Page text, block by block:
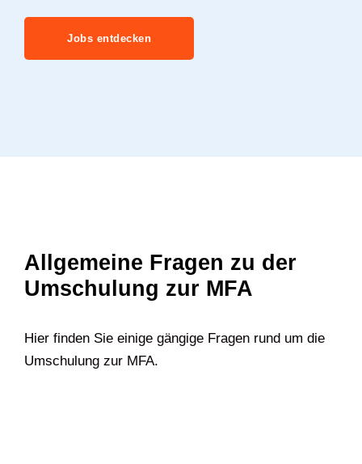
Jobs entdecken
Allgemeine Fragen zu der
Umschulung zur MFA
Hier finden Sie einige gängige Fragen rund um die
Umschulung zur MFA.